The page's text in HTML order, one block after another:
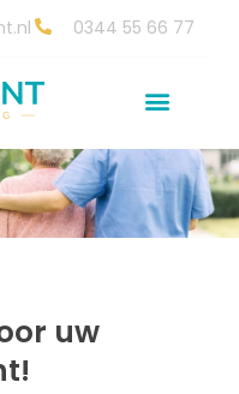
0344 55 66 77
uw